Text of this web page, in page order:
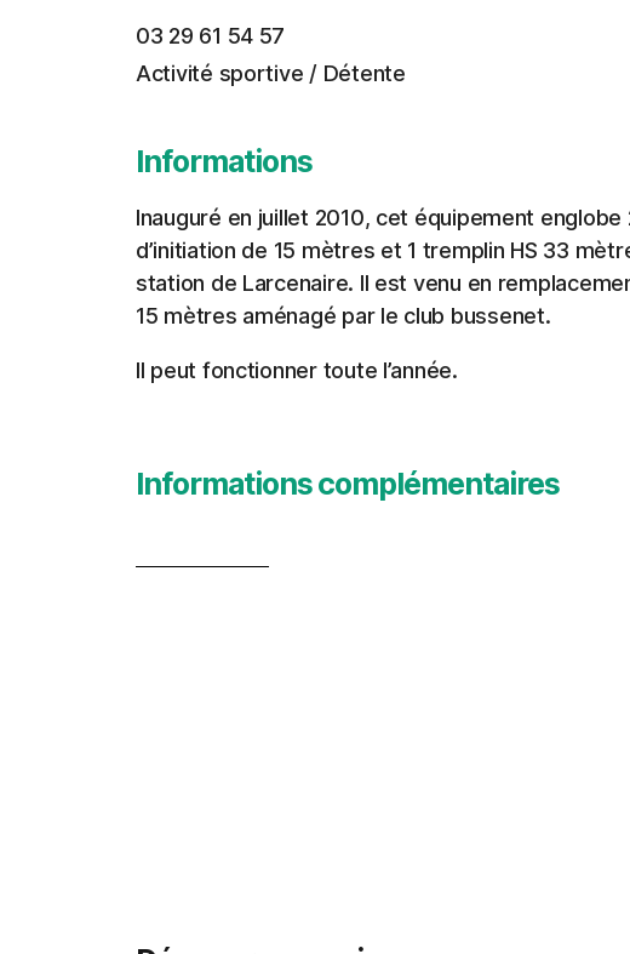
03 29 61 54 57
Activité sportive / Détente
Informations
Inauguré en juillet 2010, cet équipement englobe
d’initiation de 15 mètres et 1 tremplin HS 33
station de Larcenaire. Il est venu en
15 mètres aménagé par le club bussenet.
Il peut fonctionner toute l’année.
Informations complémentaires